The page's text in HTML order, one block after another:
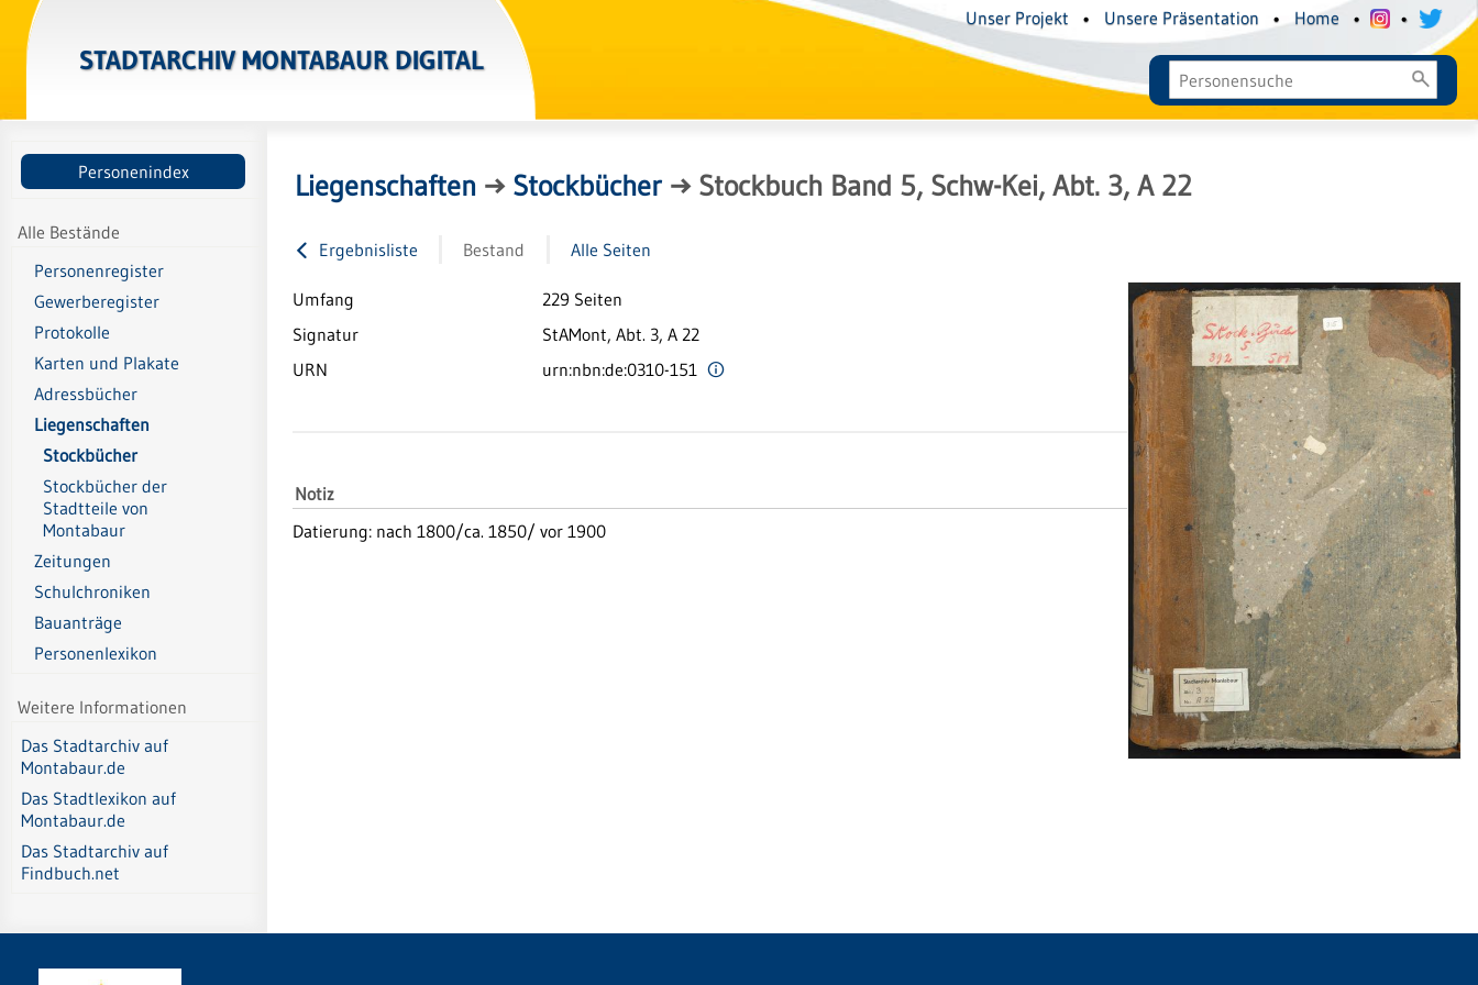
STADTARCHIV MONTABAUR DIGITAL
Unser Projekt • Unsere Präsentation • Home • •
Personenindex
Alle Bestände
Personenregister
Gewerberegister
Protokolle
Karten und Plakate
Adressbücher
Liegenschaften
Stockbücher
Stockbücher der
Stadtteile von
Montabaur
Zeitungen
Schulchroniken
Bauanträge
Personenlexikon
Weitere Informationen
Das Stadtarchiv auf
Montabaur.de
Das Stadtlexikon auf
Montabaur.de
Das Stadtarchiv auf
Findbuch.net
Liegenschaften → Stockbücher→ Stockbuch Band 5, Schw-Kei, Abt. 3, A 22
Ergebnisliste Bestand Alle Seiten
Umfang
229 Seiten
Signatur
StAMont, Abt. 3, A 22
URN
urn:nbn:de:0310-151
Notiz
Datierung: nach 1800/ca. 1850/ vor 1900